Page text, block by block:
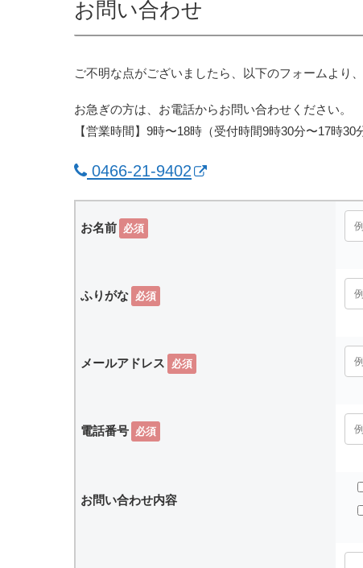
お問い合わせ
ご不明な点がございましたら、以下のフォームより
お急ぎの方は、お電話からお問い合わせください。
【営業時間】9時〜18時（受付時間9時30分〜17時30
0466-21-9402
お名前 必須
ふりがな 必須
メールアドレス 必須
電話番号 必須
お問い合わせ内容